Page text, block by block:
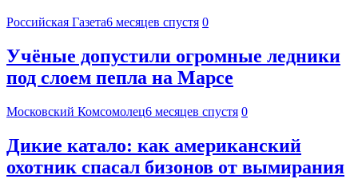
Российская Газета6 месяцев спустя 0
Учёные допустили огромные ледники
под слоем пепла на Марсе
Московский Комсомолец6 месяцев спустя 0
Дикие катало: как американский
охотник спасал бизонов от вымирания